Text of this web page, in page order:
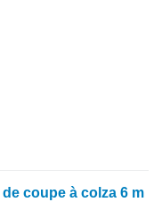
coupe à colza 6 m